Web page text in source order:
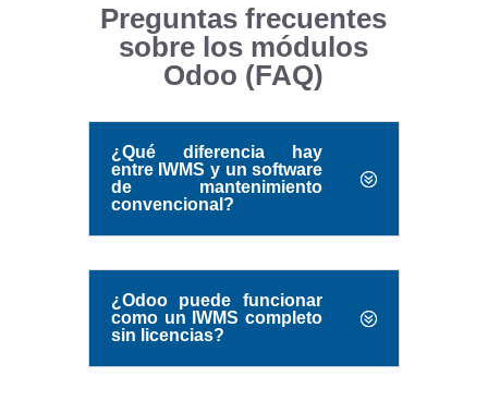
Preguntas frecuentes
sobre los módulos
Odoo (FAQ)
¿Qué diferencia hay
entre IWMS y un software
de mantenimiento
convencional?
¿Odoo puede funcionar
como un IWMS completo
sin licencias?